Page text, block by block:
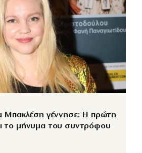
Μπακλέση γέννησε: Η πρώτη
το μήνυμα του συντρόφου